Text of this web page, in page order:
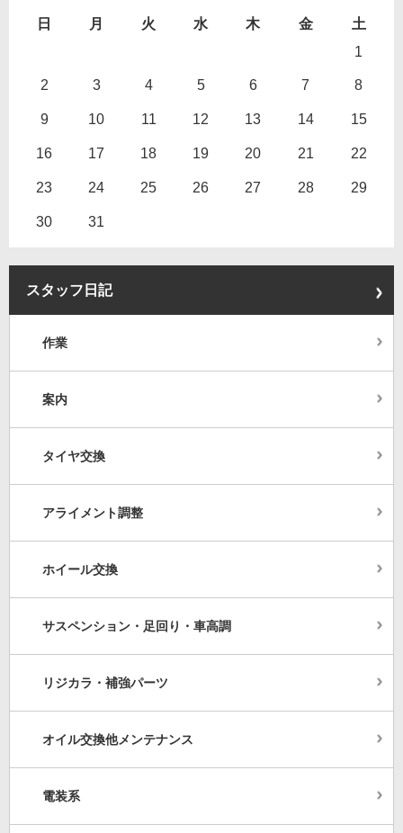
日 月 火 水 木 金
土
1
2 3 4 5 6 7 8
9 10 11 12 13 14 15
16 17 18 19 20 21 22
23 24 25 26 27 28 29
30 31
スタッフ日記
作業
案内
タイヤ交換
アライメント調整
ホイール交換
サスペンション・足回り・車高調
リジカラ・補強パーツ
オイル交換他メンテナンス
電装系